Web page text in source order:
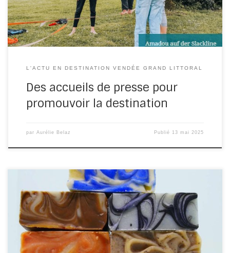
L'ACTU EN DESTINATION VENDÉE GRAND LITTORAL
Des accueils de presse pour
promouvoir la destination
par Aurélie Belaz Publié 13 mai 2025
L’équipe de l’Office de Tourisme Destination Vendée
Grand Littoral a l’habitude de profiter de l’avant-saison
pour rendre visite à ses […]